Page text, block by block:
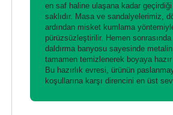
en saf haline ulaşana kadar
saklıdır. Masa ve sandalyelerimiz,
ardından misket kumlama
pürüzsüzleştirilir. Hemen
daldırma banyosu sayesinde
tamamen temizlenerek boyaya hazır
Bu hazırlık evresi, ürünün
koşullarına karşı direncini en üst